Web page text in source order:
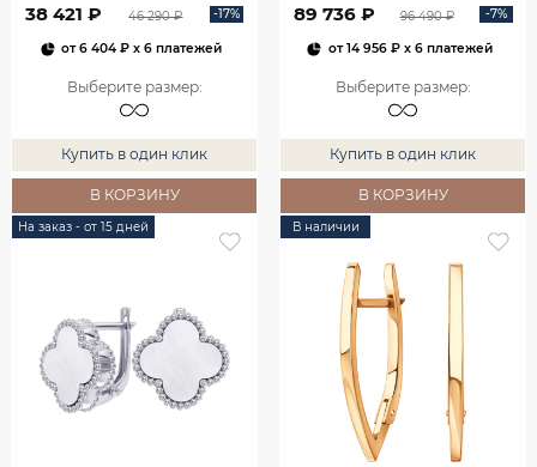
38 421 ₽ 46 290 ₽ -17%
от6 404 ₽ x 6 платежей
Выберите размер:
Купить в один клик
В КОРЗИНУ
89 736 ₽ 96 490 ₽ -7%
от14 956 ₽x 6 платежей
Выберите размер:
Купить в один клик
В КОРЗИНУ
На заказ - от 15 дней В наличии